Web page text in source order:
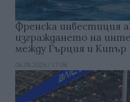
Френска инвестиция
изграждането на
между Гърция и Кипър
06.08.2026 / 17:06